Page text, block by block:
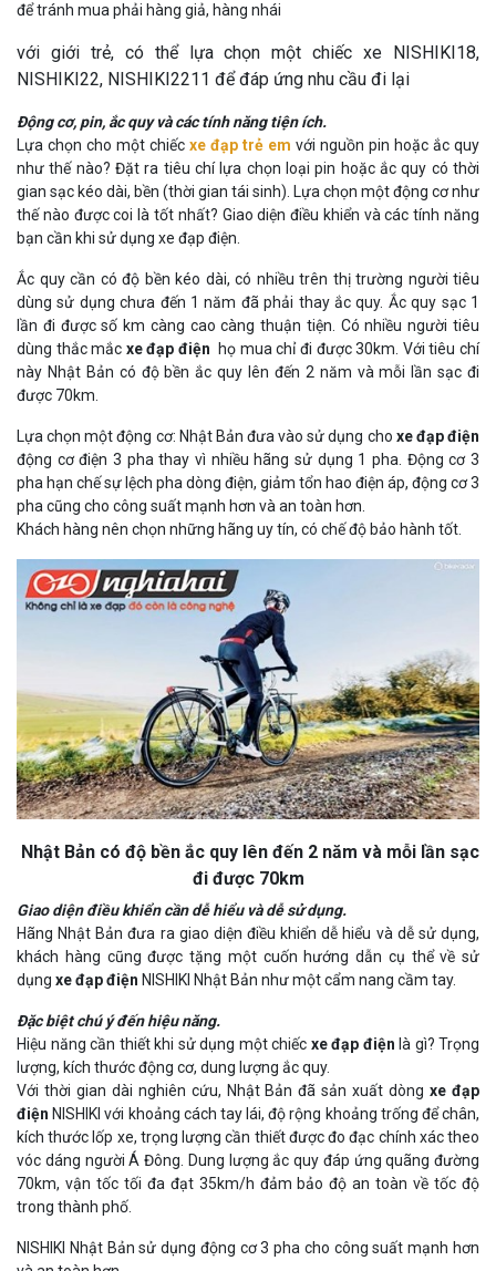
để tránh mua phải hàng giả, hàng nhái
với giới trẻ, có thể lựa chọn một chiếc xe NISHIKI18,
NISHIKI22, NISHIKI2211 để đáp ứng nhu cầu đi lại
Động cơ, pin, ắc quy và các tính năng tiện ích.
Lựa chọn cho một chiếc xe đạp trẻ em với nguồn pin hoặc ắc quy
như thế nào? Đặt ra tiêu chí lựa chọn loại pin hoặc ắc quy có thời
gian sạc kéo dài, bền (thời gian tái sinh). Lựa chọn một động cơ như
thế nào được coi là tốt nhất? Giao diện điều khiển và các tính năng
bạn cần khi sử dụng xe đạp điện.
Ắc quy cần có độ bền kéo dài, có nhiều trên thị trường người tiêu
dùng sử dụng chưa đến 1 năm đã phải thay ắc quy. Ắc quy sạc 1
lần đi được số km càng cao càng thuận tiện. Có nhiều người tiêu
dùng thắc mắc xe đạp điện
họ mua chỉ đi được 30km. Với tiêu chí
này Nhật Bản có độ bền ắc quy lên đến 2 năm và mỗi lần sạc đi
được 70km.
Lựa chọn một động cơ: Nhật Bản đưa vào sử dụng cho xe đạp điện
động cơ điện 3 pha thay vì nhiều hãng sử dụng 1 pha. Động cơ 3
pha hạn chế sự lệch pha dòng điện, giảm tổn hao điện áp, động cơ 3
pha cũng cho công suất mạnh hơn và an toàn hơn.
Khách hàng nên chọn những hãng uy tín, có chế độ bảo hành tốt.
Nhật Bản có độ bền ắc quy lên đến 2 năm và mỗi lần sạc
đi được 70km
Giao diện điều khiển cần dễ hiểu và dễ sử dụng.
Hãng Nhật Bản đưa ra giao diện điều khiển dễ hiểu và dễ sử dụng,
khách hàng cũng được tặng một cuốn hướng dẫn cụ thể về sử
dụng xe đạp điện NISHIKI Nhật Bản như một cẩm nang cầm tay.
Đặc biệt chú ý đến hiệu năng.
Hiệu năng cần thiết khi sử dụng một chiếc xe đạp điện là gì? Trọng
lượng, kích thước động cơ, dung lượng ắc quy.
Với thời gian dài nghiên cứu, Nhật Bản đã sản xuất dòngxe đạp
điện NISHIKI với khoảng cách tay lái, độ rộng khoảng trống để chân,
kích thước lốp xe, trọng lượng cần thiết được đo đạc chính xác theo
vóc dáng người Á Đông. Dung lượng ắc quy đáp ứng quãng đường
70km, vận tốc tối đa đạt 35km/h đảm bảo độ an toàn về tốc độ
trong thành phố.
NISHIKI Nhật Bản sử dụng động cơ 3 pha cho công suất mạnh hơn